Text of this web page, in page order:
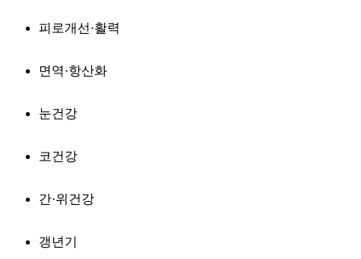
피로개선·활력
면역·항산화
눈건강
코건강
간·위건강
갱년기